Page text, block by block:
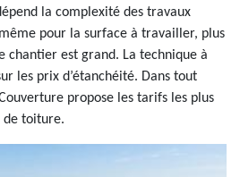
la complexité des travaux
pour la surface à travailler, plus
chantier est grand. La technique à
les prix d’étanchéité. Dans tout
propose les tarifs les plus
de toiture.